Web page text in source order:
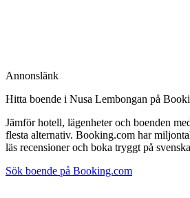
Annonslänk
Hitta boende i Nusa Lembongan på
Jämför hotell, lägenheter och boenden
flesta alternativ. Booking.com har
läs recensioner och boka tryggt på
Sök boende på Booking.com